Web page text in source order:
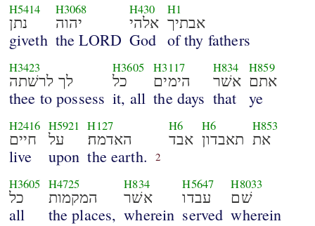
H5414
נתן
giveth
H3068
יהוה
the LORD
H430
אלהי
God
H1
אבתיך
of thy fathers
H3423
לך לרשׁתה
thee to possess
H3605
כל
it, all
H3117
הימים
the days
H834
אשׁר
that
H859
אתם
ye
H2416
חיים
live
H5921
על
upon
H127
האדמה׃
the earth. 2
H6
אבד
H6
תאבדון
H853
את
H3605
כל
all
H4725
המקמות
the places,
H834
אשׁר
wherein
H5647
עבדו
served
H8033
שׁם
wherein